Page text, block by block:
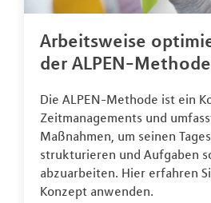
Arbeitsweise
der ALPEN-Methode
Die ALPEN-Methode ist ein
Zeitmanagements und
Maßnahmen, um seinen
strukturieren und Aufgaben
abzuarbeiten. Hier erfahren
Konzept anwenden.